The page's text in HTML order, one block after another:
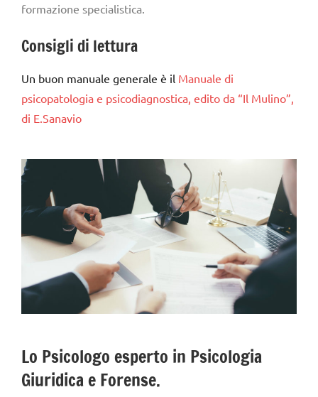
formazione specialistica.
Consigli di lettura
Un buon manuale generale è il Manuale di
psicopatologia e psicodiagnostica, edito da “Il Mulino”,
di E.Sanavio
Lo Psicologo esperto in Psicologia
Giuridica e Forense.